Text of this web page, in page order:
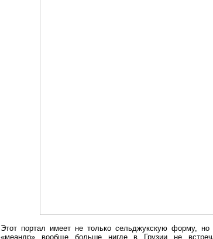
Этот портал имеет не только сельджукскую форму,
«меандр» вообще больше нигде в Грузии не